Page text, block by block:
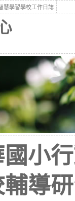
慧學習學校工作日誌
小
輔導